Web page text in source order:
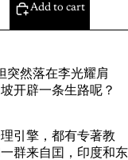
Add to cart
突然落在李光耀肩
开辟一条生路呢？
引擎，都有专著教
群来自囯，印度和东